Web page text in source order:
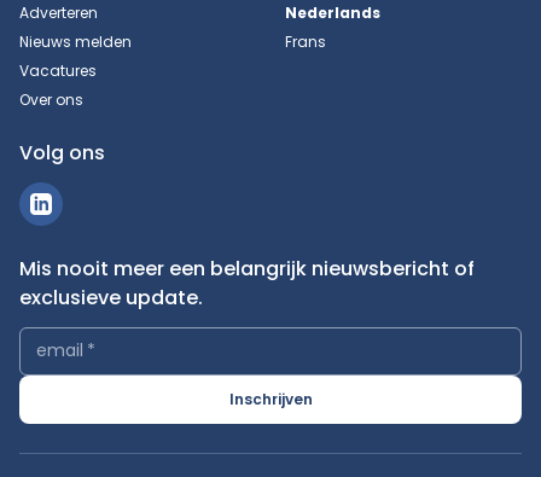
Adverteren
Nieuws melden
Vacatures
Over ons
Nederlands
Frans
Volg ons
Mis nooit meer een belangrijk nieuwsbericht of
exclusieve update.
email *
Inschrijven